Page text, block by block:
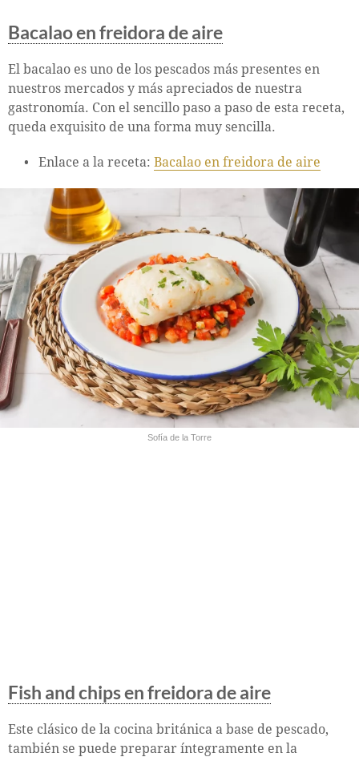
Bacalao en freidora de aire
El bacalao es uno de los pescados más presentes en
nuestros mercados y más apreciados de nuestra
gastronomía. Con el sencillo paso a paso de esta receta,
queda exquisito de una forma muy sencilla.
Enlace a la receta: Bacalao en freidora de aire
Sofía de la Torre
Fish and chips en freidora de aire
Este clásico de la cocina británica a base de pescado,
también se puede preparar íntegramente en la